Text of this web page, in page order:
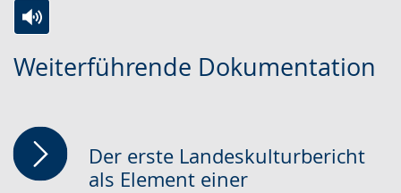
Weiterführende Dokumentation
Leichten
wechseln.
Audio-
Video
Deutscher
Gebärdensprache
wird
Der erste Landeskulturbericht
als Element einer